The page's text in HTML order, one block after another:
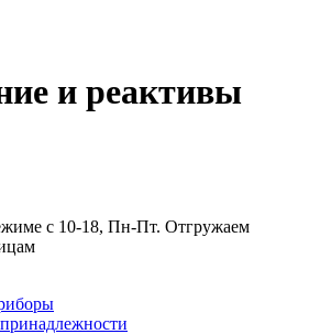
и реактивы
с 10-18, Пн-Пт. Отгружаем